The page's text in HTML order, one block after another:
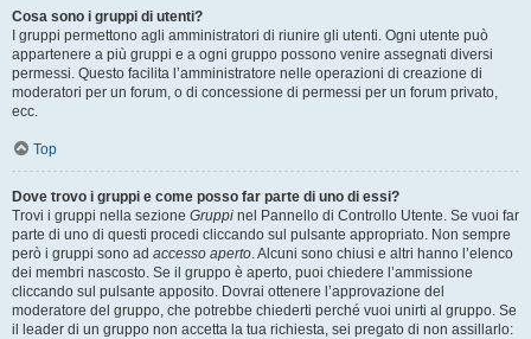
Cosa sono i gruppi di utenti?
I gruppi permettono agli amministratori di riunire gli utenti. Ogni utente può
appartenere a più gruppi e a ogni gruppo possono venire assegnati diversi
permessi. Questo facilita l’amministratore nelle operazioni di creazione di
moderatori per un forum, o di concessione di permessi per un forum privato,
ecc.
Top
Dove trovo i gruppi e come posso far parte di uno di essi?
Trovi i gruppi nella sezione Gruppi nel Pannello di Controllo Utente. Se vuoi far
parte di uno di questi procedi cliccando sul pulsante appropriato. Non sempre
però i gruppi sono ad accesso aperto. Alcuni sono chiusi e altri hanno l’elenco
dei membri nascosto. Se il gruppo è aperto, puoi chiedere l’ammissione
cliccando sul pulsante apposito. Dovrai ottenere l’approvazione del
moderatore del gruppo, che potrebbe chiederti perché vuoi unirti al gruppo. Se
il leader di un gruppo non accetta la tua richiesta, sei pregato di non assillarlo: